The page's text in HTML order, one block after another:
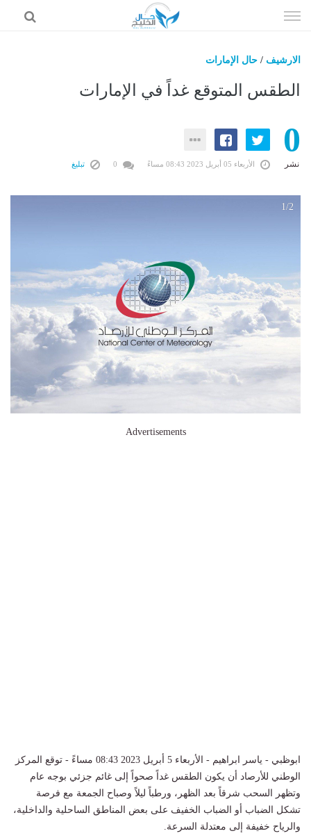
الى
الارشيف / حال الإمارات
الطقس المتوقع غداً في الإمارات
0
نشر الأربعاء 05 أبريل 2023 08:43 مساءً تبليغ
1/2
Advertisements
ابوظبي - ياسر ابراهيم - الأربعاء 5 أبريل 2023 08:43 مساءً - توقع المركز
الوطني للأرصاد أن يكون الطقس غداً صحواً إلى غائم جزئي بوجه عام
وتظهر السحب شرقاً بعد الظهر، ورطباً ليلاً وصباح الجمعة مع فرصة
تشكل الضباب أو الضباب الخفيف على بعض المناطق الساحلية والداخلية،
والرياح خفيفة إلى معتدلة السرعة
حال السعودية